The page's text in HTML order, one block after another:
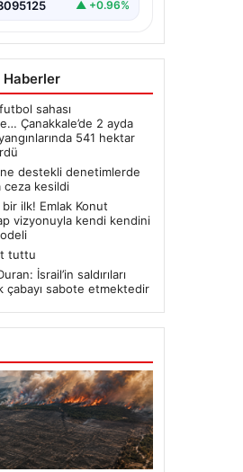
▲ +0.96%
Haberler
sahası
Çanakkale’de 2 ayda
541 hektar
destekli denetimlerde
ceza kesildi
bir ilk! Emlak Konut
vizyonuyla kendi kendini
tuttu
İsrail’in saldırıları
çabayı sabote etmektedir